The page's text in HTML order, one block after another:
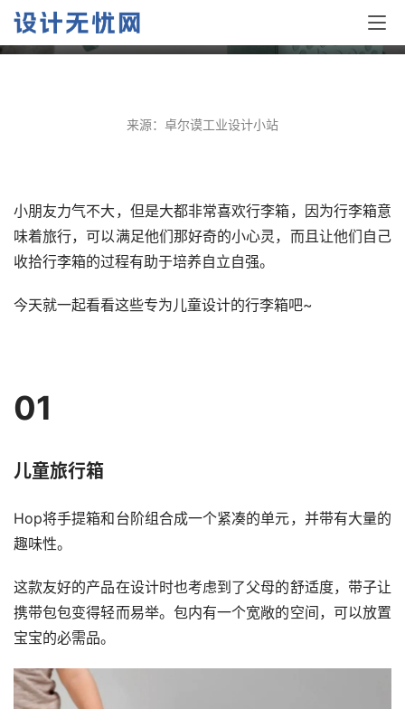
8款儿童旅行箱产品设计
来源：卓尔谟工业设计小站
小朋友力气不大，但是大都非常喜欢行李箱，因为行李箱意
味着旅行，可以满足他们那好奇的小心灵，而且让他们自己
收拾行李箱的过程有助于培养自立自强。
今天就一起看看这些专为儿童设计的行李箱吧~
01
儿童旅行箱
Hop将手提箱和台阶组合成一个紧凑的单元，并带有大量的
趣味性。
这款友好的产品在设计时也考虑到了父母的舒适度，带子让
携带包包变得轻而易举。包内有一个宽敞的空间，可以放置
宝宝的必需品。